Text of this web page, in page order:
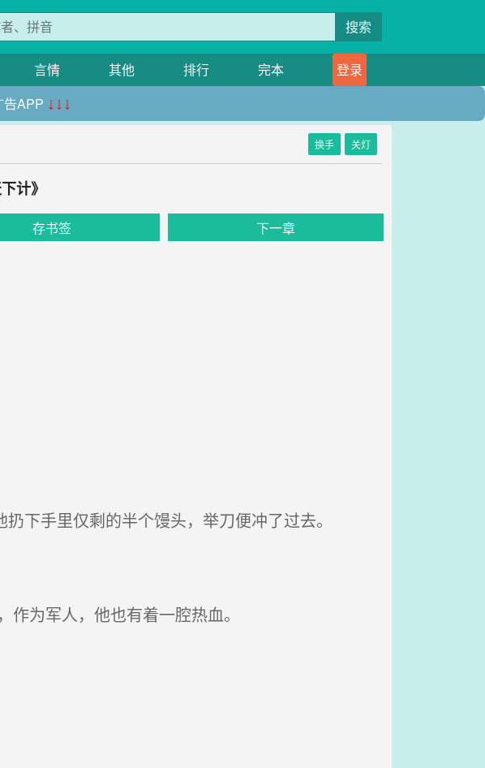
搜索
言情 其他 排行 完本
登录
告APP ↓↓↓
换手 关灯
计》
存书签 下一章
下手里仅剩的半个馒头，举刀便冲了过去。
为军人，他也有着一腔热血。